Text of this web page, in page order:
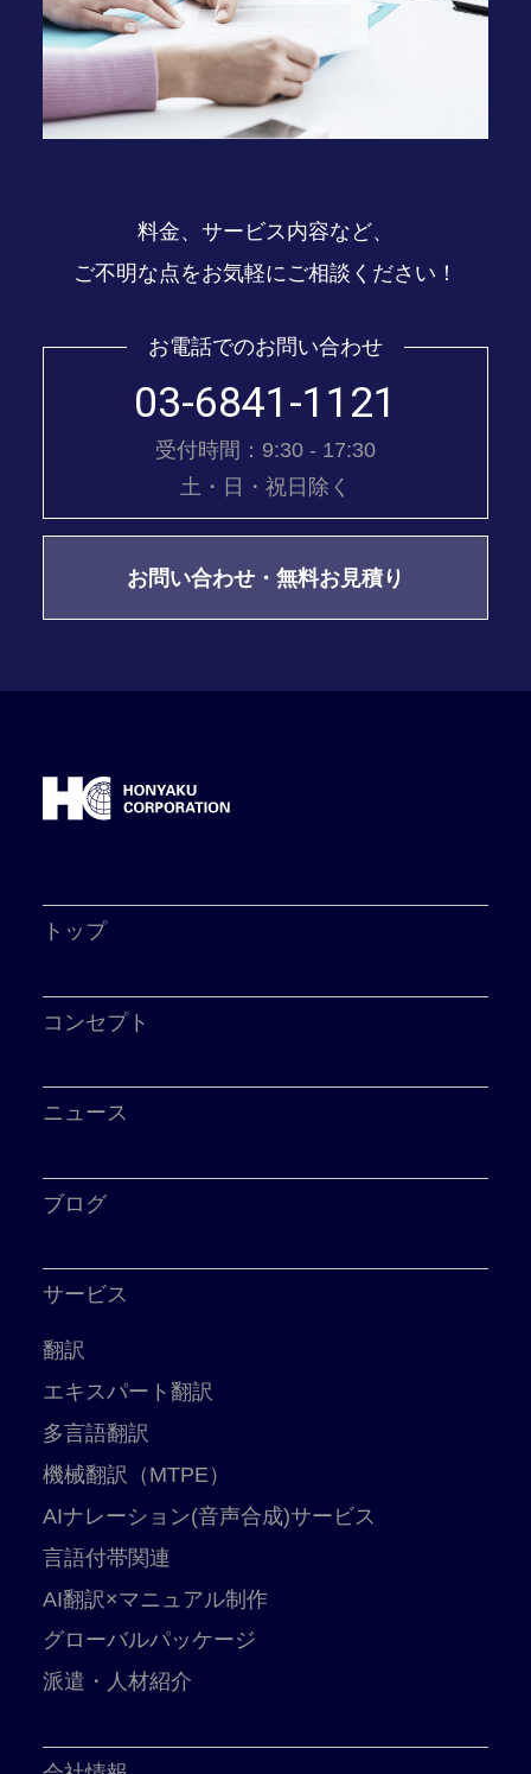
料金、サービス内容など、
ご不明な点をお気軽にご相談ください！
お電話でのお問い合わせ
03-6841-1121
受付時間：9:30 - 17:30
土・日・祝日除く
お問い合わせ・無料お見積り
トップ
コンセプト
ニュース
ブログ
サービス
翻訳
エキスパート翻訳
多言語翻訳
機械翻訳（MTPE）
AIナレーション(音声合成)サービス
言語付帯関連
AI翻訳×マニュアル制作
グローバルパッケージ
派遣・人材紹介